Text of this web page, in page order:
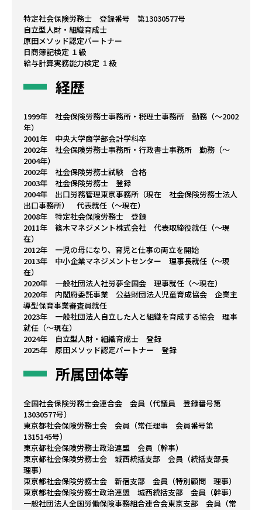
特定社会保険労務士 登録番号 第13030577号
自立型人財・組織育成士
原田メソッド認定パートナー
日商簿記検定 １級
給与計算実務能力検定 １級
経歴
1999年 社会保険労務士事務所・税理士事務所 勤務（～2002
年）
2001年 中央大学商学部会計学科卒
2002年 社会保険労務士事務所・行政書士事務所 勤務（～
2004年）
2002年 社会保険労務士試験 合格
2003年 社会保険労務士 登録
2004年 出口労務管理東京事務所（現在 社会保険労務士法人
出口事務所） 代表就任（～現在）
2008年 特定社会保険労務士 登録
2011年 篠木マネジメント株式会社 代表取締役就任（～現
在）
2012年 一児の母になり、育児と仕事の両立を開始
2013年 中小企業マネジメントセンター 理事長就任（～現
在）
2020年 一般社団法人社労夢全国会 理事就任（～現在）
2020年 内閣府委託事業 公益財団法人児童育成協会 企業主
導型保育事業審査員就任
2023年 一般社団法人自立した人と組織を育成する協会 理事
就任（～現在）
2024年 自立型人財・組織育成士 登録
2025年 原田メソッド認定パートナー 登録
所属団体等
全国社会保険労務士会連合会 会員（代議員 登録番号第
13030577号）
東京都社会保険労務士会 会員（常任理事 会員番号第
1315145号）
東京都社会保険労務士政治連盟 会員（幹事）
東京都社会保険労務士会 城西統括支部 会員（統括支部長
理事）
東京都社会保険労務士会 新宿支部 会員（特別顧問 理事）
東京都社会保険労務士政治連盟 城西統括支部 会員（幹事）
一般社団法人全国労働保険事務組合連合会東京支部 会員（常